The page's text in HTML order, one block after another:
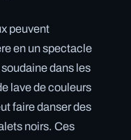
peuvent
en un spectacle
dans les
lave de couleurs
faire danser des
noirs. Ces